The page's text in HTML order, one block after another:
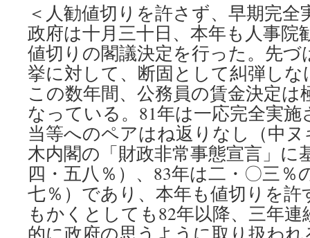
＜人勧値切りを許さず、早期完全
政府は十月三十日、本年も人事院
値切りの閣議決定を行った。先
挙に対して、断固として糾弾し
この数年間、公務員の賃金決定は
なっている。81年は一応完全実
当等へのペアはね返りなし（中
木内閣の「財政非常事態宣言」に
四・五八％）、83年は二・〇三％
七％）であり、本年も値切りを許
もかくとしても82年以降、三年
的に政府の思うように取り扱わ